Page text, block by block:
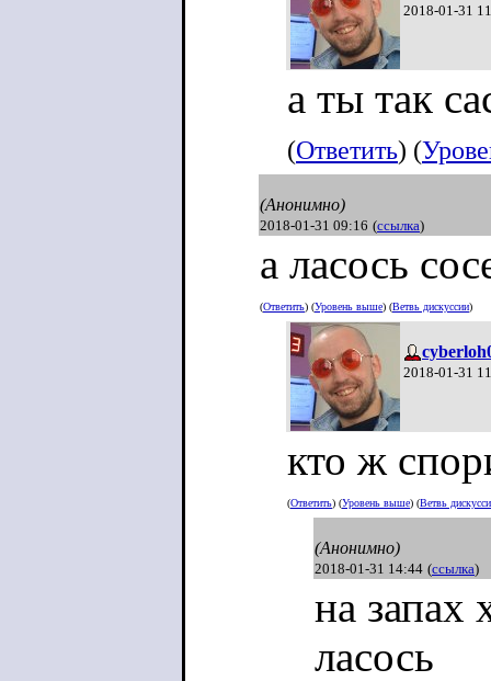
2018-01-31
а ты так
(Ответить) (
(Анонимно)
2018-01-31 09:16 (ссылка)
а ласось
(Ответить) (Уровень выше) (Ветвь дискуссии)
2018-01-31
кто ж
(Ответить) (Уровень выше) (Ветвь
(Анонимно)
2018-01-31 14:44 (ссылка)
на запах
ласось